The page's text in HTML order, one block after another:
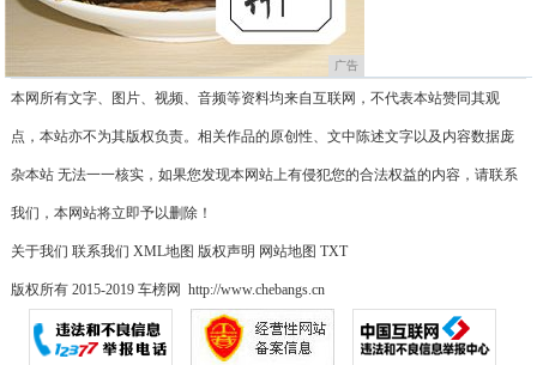
广告
本网所有文字、图片、视频、音频等资料均来自互联网，不代表本站赞同其观
点，本站亦不为其版权负责。相关作品的原创性、文中陈述文字以及内容数据庞
杂本站 无法一一核实，如果您发现本网站上有侵犯您的合法权益的内容，请联系
我们，本网站将立即予以删除！
关于我们 联系我们 XML地图 版权声明 网站地图 TXT
版权所有 2015-2019 车榜网 http://www.chebangs.cn